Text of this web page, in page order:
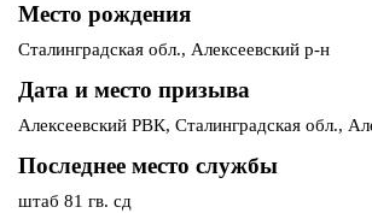
Место рождения
Сталинградская обл., Алексеевский р-н
Дата и место призыва
Алексеевский РВК, Сталинградская обл.,
Последнее место службы
штаб 81 гв. сд